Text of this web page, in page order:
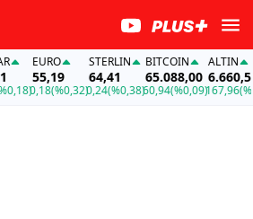
EURO
55,19
0,18(%0,32)
STERLIN
64,41
0,24(%0,38)
BITCOIN
65.088,00
60,94(%0,09)
ALTIN
6.660,55
167,96